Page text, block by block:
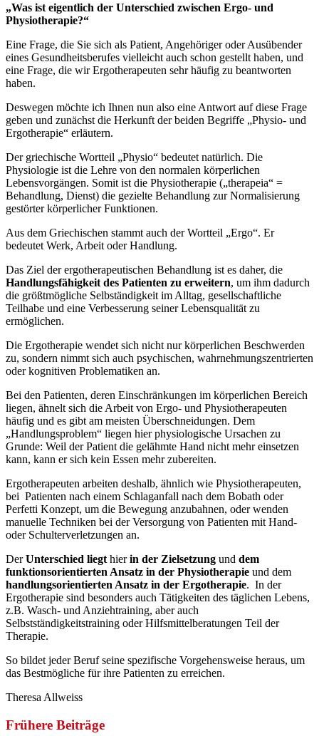
„Was ist eigentlich der Unterschied zwischen Ergo- und
Physiotherapie?“
Eine Frage, die Sie sich als Patient, Angehöriger oder Ausübender
eines Gesundheitsberufes vielleicht auch schon gestellt haben, und
eine Frage, die wir Ergotherapeuten sehr häufig zu beantworten
haben.
Deswegen möchte ich Ihnen nun also eine Antwort auf diese Frage
geben und zunächst die Herkunft der beiden Begriffe „Physio- und
Ergotherapie“ erläutern.
Der griechische Wortteil „Physio“ bedeutet natürlich. Die
Physiologie ist die Lehre von den normalen körperlichen
Lebensvorgängen. Somit ist die Physiotherapie („therapeia“ =
Behandlung, Dienst) die gezielte Behandlung zur Normalisierung
gestörter körperlicher Funktionen.
Aus dem Griechischen stammt auch der Wortteil „Ergo“. Er
bedeutet Werk, Arbeit oder Handlung.
Das Ziel der ergotherapeutischen Behandlung ist es daher, die
Handlungsfähigkeit des Patienten zu erweitern, um ihm dadurch
die größtmögliche Selbständigkeit im Alltag, gesellschaftliche
Teilhabe und eine Verbesserung seiner Lebensqualität zu
ermöglichen.
Die Ergotherapie wendet sich nicht nur körperlichen Beschwerden
zu, sondern nimmt sich auch psychischen, wahrnehmungszentrierten
oder kognitiven Problematiken an.
Bei den Patienten, deren Einschränkungen im körperlichen Bereich
liegen, ähnelt sich die Arbeit von Ergo- und Physiotherapeuten
häufig und es gibt am meisten Überschneidungen. Dem
„Handlungsproblem“ liegen hier physiologische Ursachen zu
Grunde: Weil der Patient die gelähmte Hand nicht mehr einsetzen
kann, kann er sich kein Essen mehr zubereiten.
Ergotherapeuten arbeiten deshalb, ähnlich wie Physiotherapeuten,
bei Patienten nach einem Schlaganfall nach dem Bobath oder
Perfetti Konzept, um die Bewegung anzubahnen, oder wenden
manuelle Techniken bei der Versorgung von Patienten mit Hand-
oder Schulterverletzungen an.
DerUnterschied liegt hierin der Zielsetzung und dem
funktionsorientierten Ansatz in der Physiotherapie und dem
handlungsorientierten Ansatz in der Ergotherapie. In der
Ergotherapie sind besonders auch Tätigkeiten des täglichen Lebens,
z.B. Wasch- und Anziehtraining, aber auch
Selbstständigkeitstraining oder Hilfsmittelberatungen Teil der
Therapie.
So bildet jeder Beruf seine spezifische Vorgehensweise heraus, um
das Bestmögliche für ihre Patienten zu erreichen.
Theresa Allweiss
Frühere Beiträge